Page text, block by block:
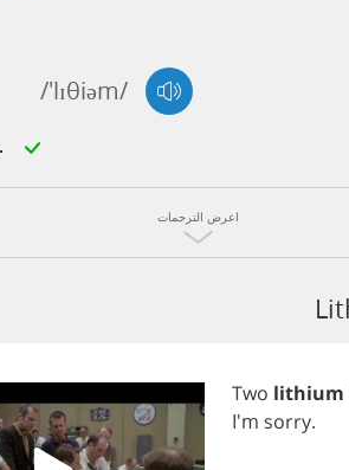
/'lɪθiəm/
اعرض الترجمات
Two lithium
I'm sorry.